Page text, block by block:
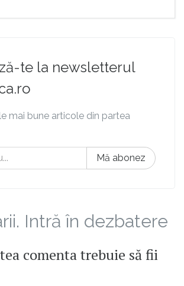
te la newsletterul
mai bune articole din partea
Mă abonez
Intră în dezbatere
comenta trebuie să fii